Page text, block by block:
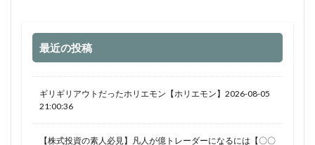
最近の投稿
ギリギリアウトだったホリエモン【ホリエモン】2026-08-05
21:00:36
【株式投資の素人必見】凡人が億トレーダーになるには【〇〇